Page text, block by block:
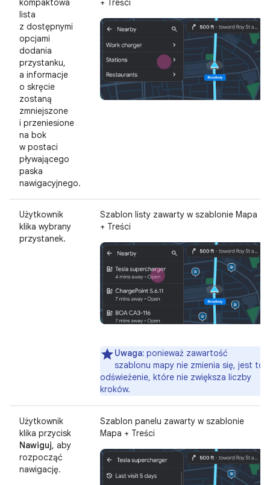
kompaktowa
lista
z dostępnymi
opcjami
dodania
przystanku,
a informacje
o skręcie
zostaną
zmniejszone
i przeniesione
na bok
w postaci
pływającego
paska
nawigacyjnego.
+ Treści
Użytkownik
klika wybrany
przystanek.
Szablon listy zawarty w szablonie Mapa
+ Treści
Uwaga: ponieważ zawartość
szablonu mapy nie zmienia się, jest to
odświeżenie, które nie zwiększa liczby
kroków.
Użytkownik
klika przycisk
Nawiguj, aby
rozpocząć
nawigację.
Szablon panelu zawarty w szablonie
Mapa + Treści